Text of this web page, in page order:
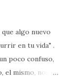
algo nuevo
en tu vida" .
poco confuso,
mismo, nos